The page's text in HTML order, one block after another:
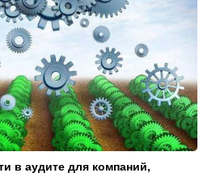
в аудите для компаний,